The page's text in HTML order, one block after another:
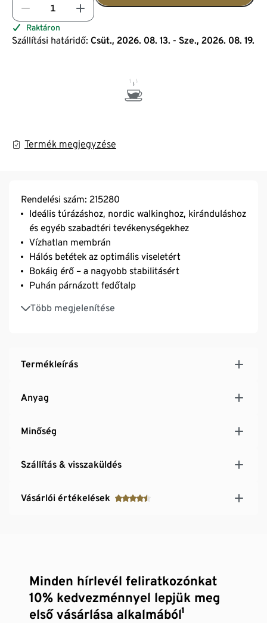
Raktáron
Szállítási határidő: Csüt., 2026. 08. 13. - Sze., 2026. 08. 19.
Termék megjegyzése
Rendelési szám: 215280
Ideális túrázáshoz, nordic walkinghoz, kiránduláshoz
és egyéb szabadtéri tevékenységekhez
Vízhatlan membrán
Hálós betétek az optimális viseletért
Bokáig érő – a nagyobb stabilitásért
Puhán párnázott fedőtalp
Több megjelenítése
Erősen profilozott, kopásálló és stabil járótalp:
optimális nehezen járható terepre
Termékleírás
Anyag
Minőség
Szállítás & visszaküldés
Vásárlói értékelések
Minden hírlevél feliratkozónkat
10% kedvezménnyel lepjük meg
első vásárlása alkalmából¹